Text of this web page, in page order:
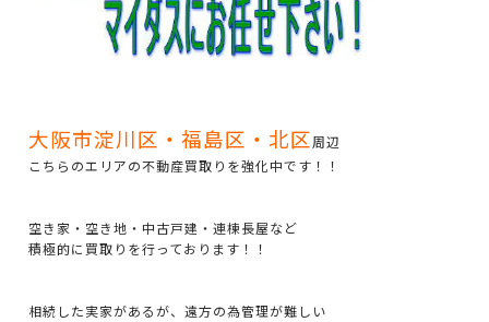
大阪市淀川区・福島区・北区周辺
こちらのエリアの不動産買取りを強化中です！！
空き家・空き地・中古戸建・連棟長屋など
積極的に買取りを行っております！！
相続した実家があるが、遠方の為管理が難しい